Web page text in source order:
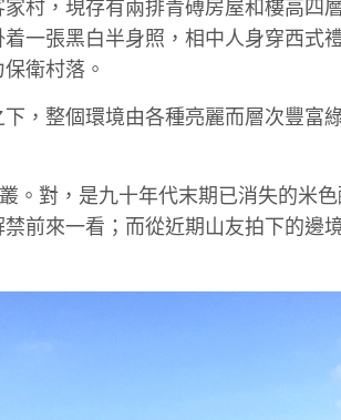
村，現存有兩排青磗房屋和樓高四
一張黑白半身照，相中人身穿西式
衛村落。
，整個環境由各種亮麗而層次豐富
。對，是九十年代末期已消失的米
前來一看；而從近期山友拍下的邊